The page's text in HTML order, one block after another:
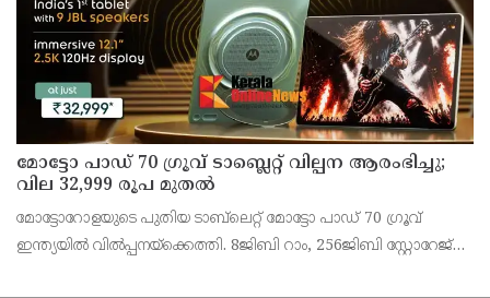
മോട്ടോ പാഡ് 70 ഗ്രൂവ് ടാബ്ലെറ്റ് വില്പന ആരംഭിച്ചു;
വില 32,999 രൂപ മുതൽ
മോട്ടോറോളയുടെ പുതിയ ടാബ്‌ലെറ്റ് മോട്ടോ പാഡ് 70 ഗ്രൂവ്
ഇന്ത്യയിൽ വിൽപ്പനയ്‌ക്കെത്തി. 8ജിബി റാം, 256ജിബി സ്റ്റോറേജ്